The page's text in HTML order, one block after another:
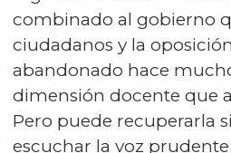
combinado al gobierno
ciudadanos y la
abandonado hace
dimensión docente que
Pero puede recuperarla
escuchar la voz